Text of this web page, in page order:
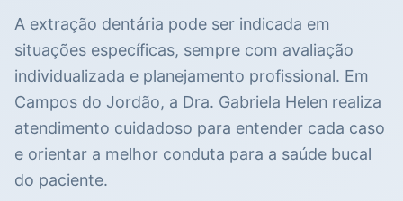
A extração dentária pode ser indicada em
situações específicas, sempre com avaliação
individualizada e planejamento profissional. Em
Campos do Jordão, a Dra. Gabriela Helen realiza
atendimento cuidadoso para entender cada caso
e orientar a melhor conduta para a saúde bucal
do paciente.